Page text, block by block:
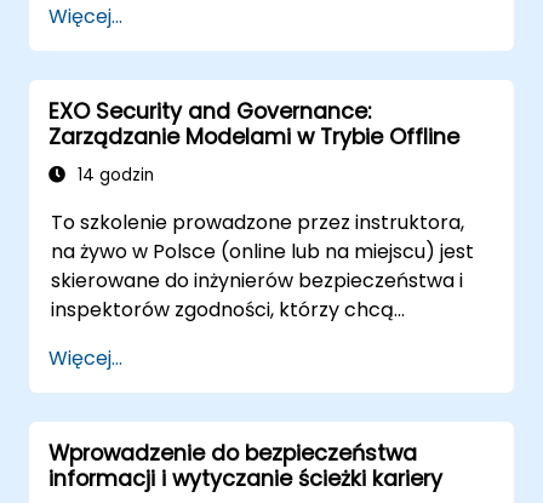
bezpiecznego oprogramowania
wbudowanego.
Więcej...
EXO Security and Governance:
Zarządzanie Modelami w Trybie Offline
14 godzin
To szkolenie prowadzone przez instruktora,
na żywo w Polsce (online lub na miejscu) jest
skierowane do inżynierów bezpieczeństwa i
inspektorów zgodności, którzy chcą
dostęp do modeli i zarządzać obciążeniami AI
działającymi wyłącznie na miejscu.
Więcej...
Wprowadzenie do bezpieczeństwa
informacji i wytyczanie ścieżki kariery